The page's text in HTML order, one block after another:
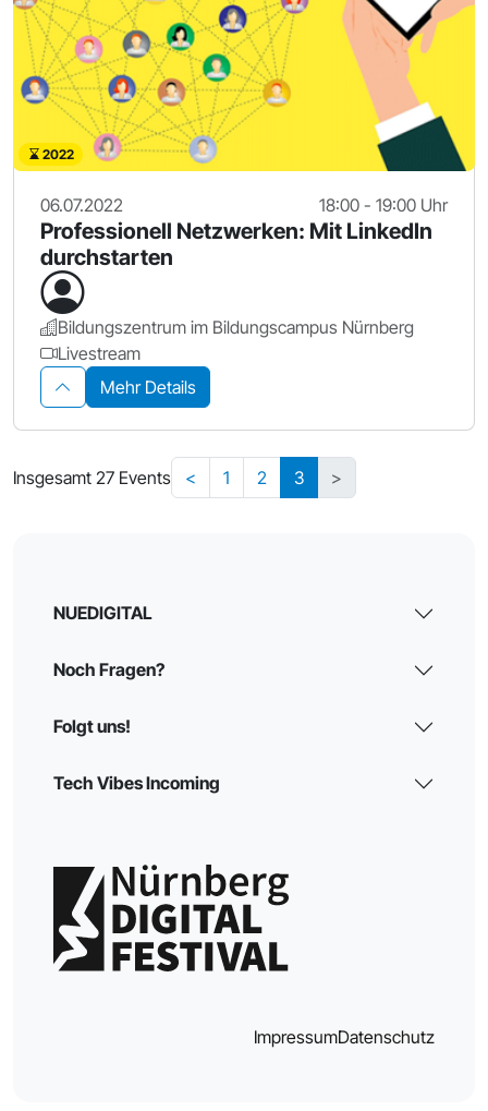
2022
06.07.2022 18:00 - 19:00 Uhr
Professionell Netzwerken: Mit LinkedIn
durchstarten
Bildungszentrum im Bildungscampus Nürnberg
Livestream
Mehr Details
Insgesamt 27 Events < 1 2 3 >
NUEDIGITAL
Noch Fragen?
Folgt uns!
Tech Vibes Incoming
ImpressumDatenschutz